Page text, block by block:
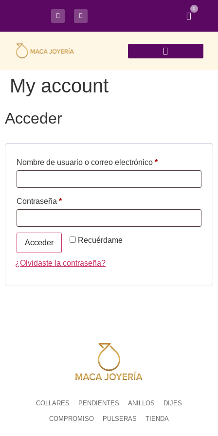
0
My account
Acceder
Nombre de usuario o correo electrónico *
Contraseña *
Recuérdame
Acceder
¿Olvidaste la contraseña?
COLLARES PENDIENTES ANILLOS DIJES
COMPROMISO PULSERAS TIENDA